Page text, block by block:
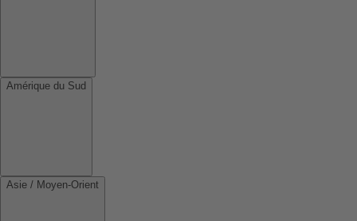
Amérique du Sud
Asie / Moyen-Orient